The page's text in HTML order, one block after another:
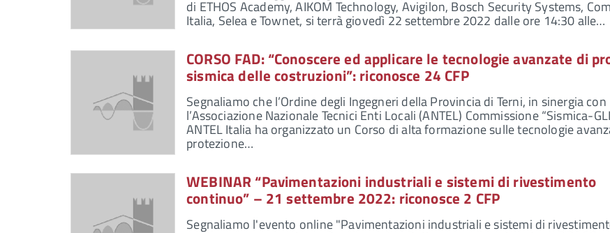
di ETHOS Academy, AIKOM Technology, Avigilon, Bosch Security Systems,
Italia, Selea e Townet, si terrà giovedì 22 settembre 2022 dalle ore 14:30 alle…
CORSO FAD: “Conoscere ed applicare le tecnologie avanzate di
sismica delle costruzioni”: riconosce 24 CFP
Segnaliamo che l’Ordine degli Ingegneri della Provincia di Terni, in sinergia con
l’Associazione Nazionale Tecnici Enti Locali (ANTEL) Commissione “Sismica-
ANTEL Italia ha organizzato un Corso di alta formazione sulle tecnologie
protezione…
WEBINAR “Pavimentazioni industriali e sistemi di rivestimento
continuo” – 21 settembre 2022: riconosce 2 CFP
Segnaliamo l'evento online "Pavimentazioni industriali e sistemi di